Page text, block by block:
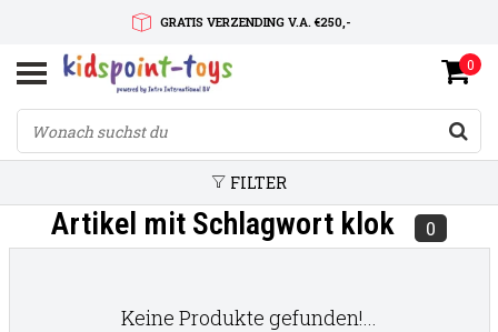
GRATIS VERZENDING V.A. €250,-
SNELLE LEVERTIJD
SERVICE OP MAAT
0
FILTER
Artikel mit Schlagwort klok 0
Keine Produkte gefunden!...